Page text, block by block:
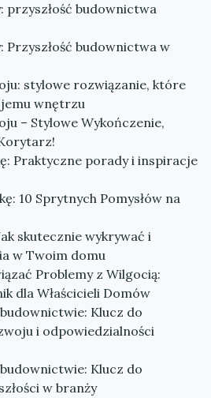
przyszłość budownictwa
Przyszłość budownictwa w
stylowe rozwiązanie, które
wnętrzu
– Stylowe Wykończenie,
Praktyczne porady i inspiracje
10 Sprytnych Pomysłów na
skutecznie wykrywać i
w Twoim domu
Problemy z Wilgocią:
dla Właścicieli Domów
Klucz do
i odpowiedzialności
Klucz do
w branży